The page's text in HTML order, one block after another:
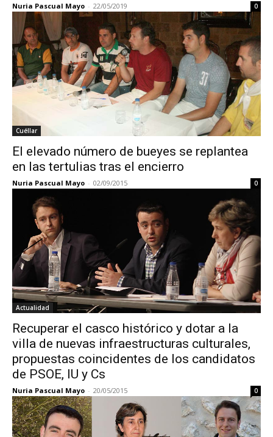
Nuria Pascual Mayo - 22/05/2019 0
Cuéllar
El elevado número de bueyes se replantea
en las tertulias tras el encierro
Nuria Pascual Mayo - 02/09/2015 0
Actualidad
Recuperar el casco histórico y dotar a la
villa de nuevas infraestructuras culturales,
propuestas coincidentes de los candidatos
de PSOE, IU y Cs
Nuria Pascual Mayo - 20/05/2015 0